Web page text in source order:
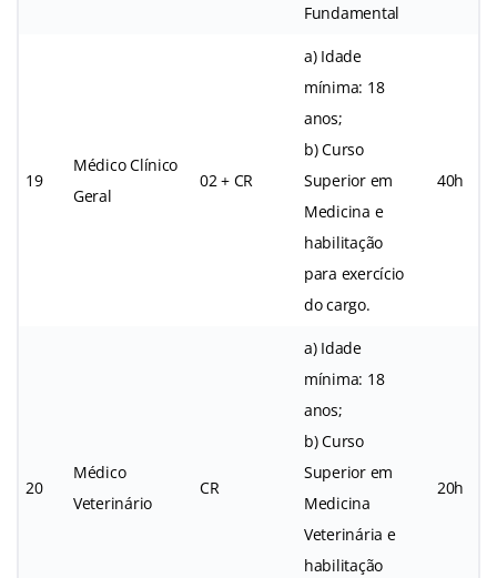
Fundamental
19
Médico Clínico
Geral
02 + CR
a) Idade
mínima: 18
anos;
b) Curso
Superior em
Medicina e
habilitação
para exercício
do cargo.
40h
20
Médico
Veterinário
CR
a) Idade
mínima: 18
anos;
b) Curso
Superior em
Medicina
Veterinária e
habilitação
20h